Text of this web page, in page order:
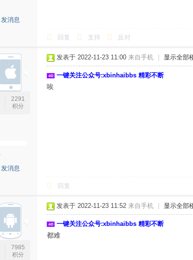
发消息
回复 支持 反对
夏
2291
积分
发消息
发表于 2022-11-23 11:00 来自手机 显示全部
一键关注公众号:xbinhaibbs 精彩不断
唉
回复
7985
积分
发表于 2022-11-23 11:52 来自手机 显示全部
一键关注公众号:xbinhaibbs 精彩不断
都难